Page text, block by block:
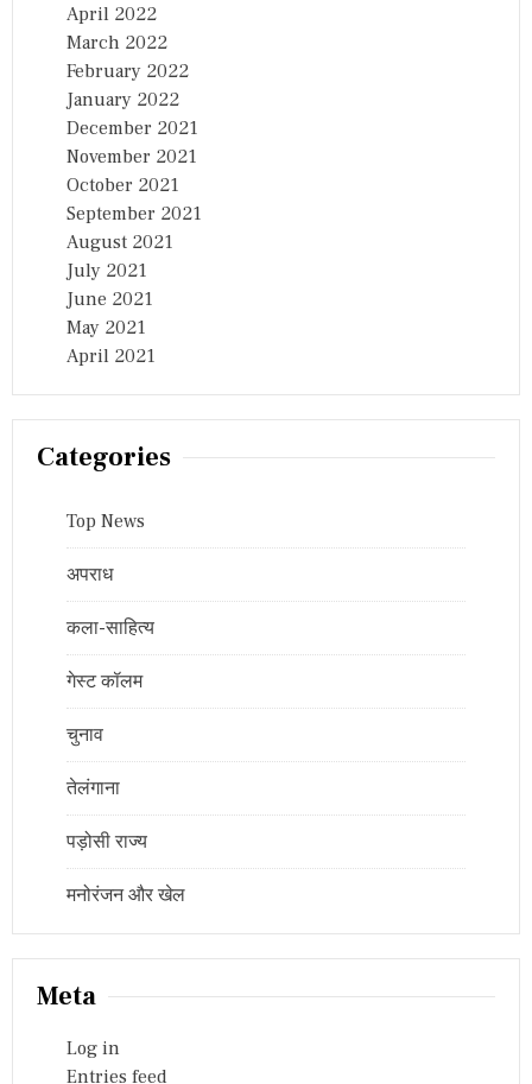
April 2022
March 2022
February 2022
January 2022
December 2021
November 2021
October 2021
September 2021
August 2021
July 2021
June 2021
May 2021
April 2021
Categories
Top News
अपराध
कला-साहित्य
गेस्ट कॉलम
चुनाव
तेलंगाना
पड़ोसी राज्य
मनोरंजन और खेल
Meta
Log in
Entries feed